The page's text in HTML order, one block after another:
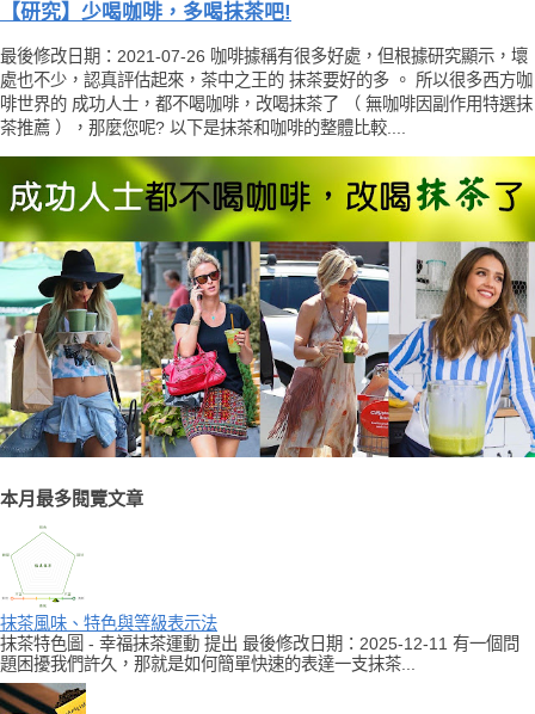
【研究】少喝咖啡，多喝抹茶吧!
最後修改日期：2021-07-26 咖啡據稱有很多好處，但根據研究顯示，壞
處也不少，認真評估起來，茶中之王的 抹茶要好的多 。 所以很多西方咖
啡世界的 成功人士，都不喝咖啡，改喝抹茶了 （ 無咖啡因副作用特選抹
茶推薦 ），那麼您呢? 以下是抹茶和咖啡的整體比較....
本月最多閱覽文章
抹茶風味、特色與等級表示法
抹茶特色圖 - 幸福抹茶運動 提出 最後修改日期：2025-12-11 有一個問
題困擾我們許久，那就是如何簡單快速的表達一支抹茶...